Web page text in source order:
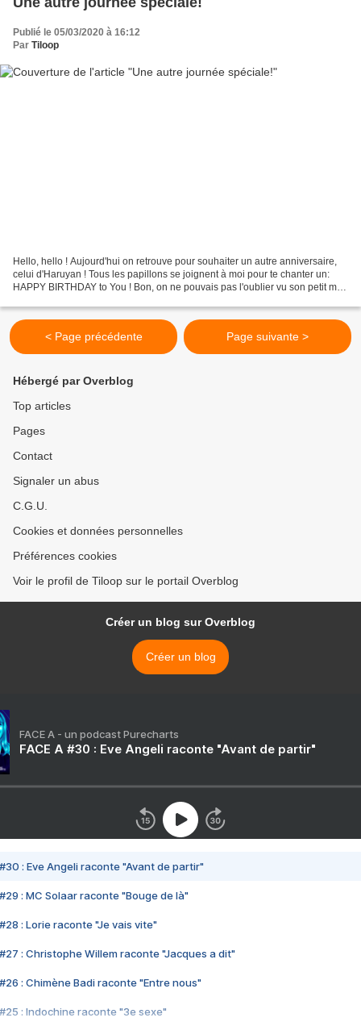
Publié le 05/03/2020 à 16:12
Par Tiloop
Hello, hello ! Aujourd'hui on retrouve pour souhaiter un autre anniversaire,
celui d'Haruyan ! Tous les papillons se joignent à moi pour te chanter un:
HAPPY BIRTHDAY to You ! Bon, on ne pouvais pas l'oublier vu son petit mot
< Page précédente Page suivante >
Hébergé par Overblog
Top articles
Pages
Contact
Signaler un abus
C.G.U.
Cookies et données personnelles
Préférences cookies
Voir le profil de Tiloop sur le portail Overblog
Créer un blog sur Overblog
Créer un blog
FACE A - un podcast Purecharts
FACE A #30 : Eve Angeli raconte "Avant de partir"
#30 : Eve Angeli raconte "Avant de partir"
#29 : MC Solaar raconte "Bouge de là"
#28 : Lorie raconte "Je vais vite"
#27 : Christophe Willem raconte "Jacques a dit"
#26 : Chimène Badi raconte "Entre nous"
#25 : Indochine raconte "3e sexe"